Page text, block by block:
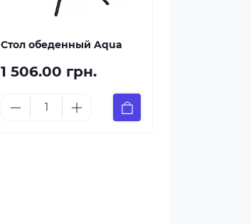
Стол обеденный Aqua
1 506.00 грн.